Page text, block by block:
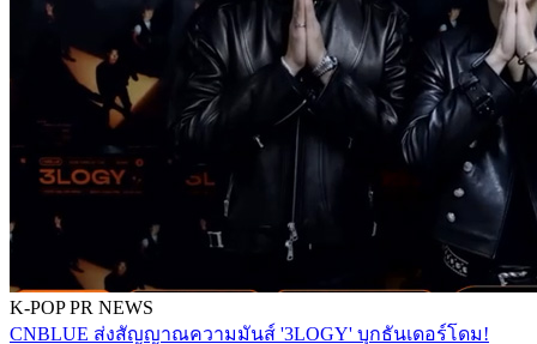
K-POPPR NEWS
CNBLUE ส่งสัญญาณความมันส์ '3LOGY' บุกธันเดอร์โดม!